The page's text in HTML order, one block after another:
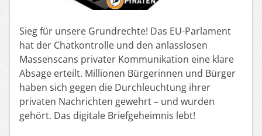
Sieg für unsere Grundrechte! Das EU-Parlament
hat der Chatkontrolle und den anlasslosen
Massenscans privater Kommunikation eine klare
Absage erteilt. Millionen Bürgerinnen und Bürger
haben sich gegen die Durchleuchtung ihrer
privaten Nachrichten gewehrt – und wurden
gehört. Das digitale Briefgeheimnis lebt!